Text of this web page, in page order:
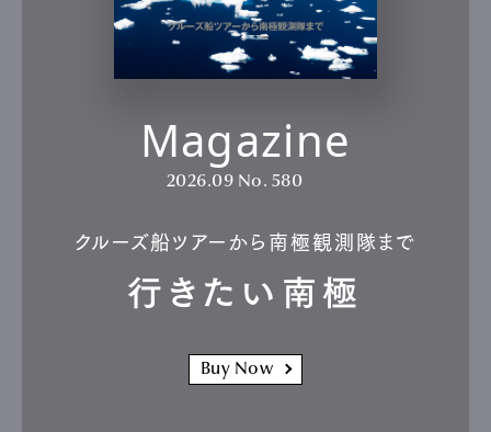
Magazine
2026.09 No. 580
クルーズ船ツアーから南極観測隊まで
行きたい南極
Buy Now